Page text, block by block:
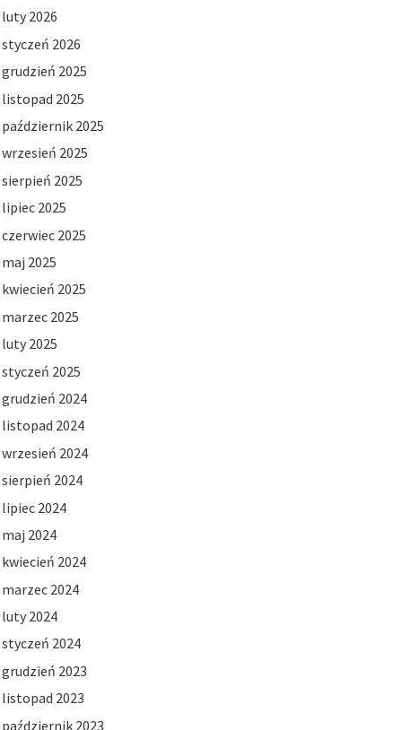
luty 2026
styczeń 2026
grudzień 2025
listopad 2025
październik 2025
wrzesień 2025
sierpień 2025
lipiec 2025
czerwiec 2025
maj 2025
kwiecień 2025
marzec 2025
luty 2025
styczeń 2025
grudzień 2024
listopad 2024
wrzesień 2024
sierpień 2024
lipiec 2024
maj 2024
kwiecień 2024
marzec 2024
luty 2024
styczeń 2024
grudzień 2023
listopad 2023
październik 2023